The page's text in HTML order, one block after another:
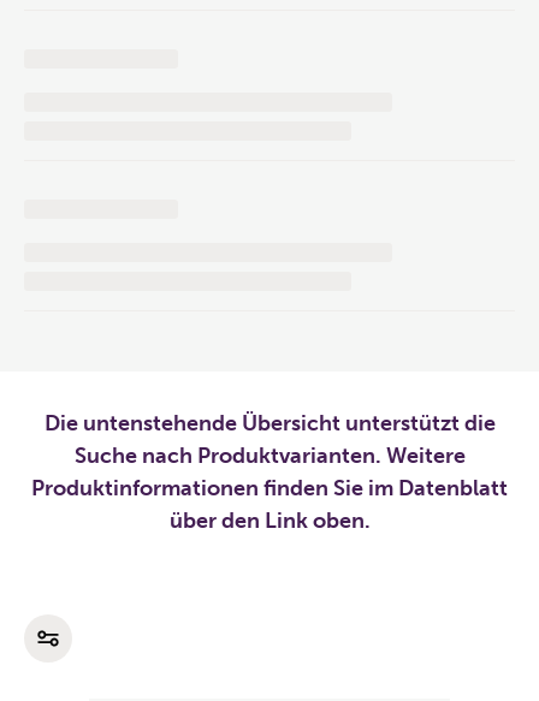
Die untenstehende Übersicht unterstützt die
Suche nach Produktvarianten. Weitere
Produktinformationen finden Sie im Datenblatt
über den Link oben.